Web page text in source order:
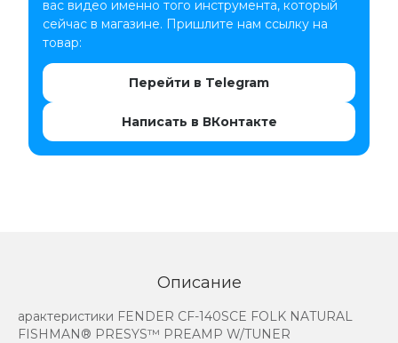
вас видео именно того инструмента, который
сейчас в магазине. Пришлите нам ссылку на
товар:
Перейти в Telegram
Написать в ВКонтакте
Описание
арактеристики FENDER CF-140SCE FOLK NATURAL
FISHMAN® PRESYS™ PREAMP W/TUNER